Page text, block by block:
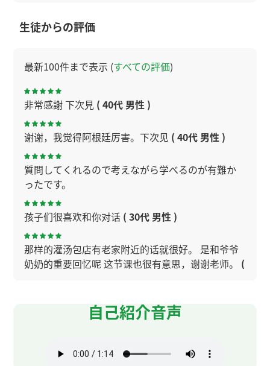
生徒からの評価
最新100件まで表示 (すべての評価)
非常感謝 下次見 ( 40代 男性 )
谢谢，我觉得阿根廷厉害。下次见 ( 40代 男性 )
質問してくれるので考えながら学べるのが有難か
ったです。
孩子们很喜欢和你对话 ( 30代 男性 )
那样的灌汤包店有老家附近的话就很好。 是和爷爷
奶奶的重要回忆呢 这节课也很有意思，谢谢老师。 (
谢谢您的课！今天也上得很开心！
粽子的味道很多，下次我试试一下。下次见～
自己紹介音声